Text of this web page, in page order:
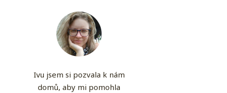
Ivu jsem si pozvala k nám
domů, aby mi pomohla